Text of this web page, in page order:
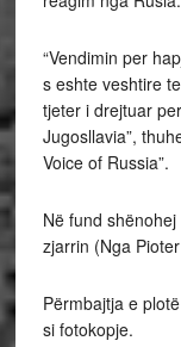
“Vendimin per
s eshte veshtire
tjeter i drejtuar
Jugosllavia”,
Voice of Russia”.
Në fund
zjarrin (Nga
Përmbajtja e
si fotokopje.